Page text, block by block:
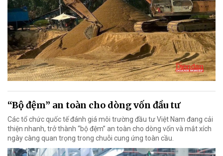
“Bộ đệm” an toàn cho dòng vốn đầu tư
Các tổ chức quốc tế đánh giá môi trường đầu tư Việt Nam đang cải
thiện nhanh, trở thành “bộ đệm” an toàn cho dòng vốn và mắt xích
ngày càng quan trọng trong chuỗi cung ứng toàn cầu.